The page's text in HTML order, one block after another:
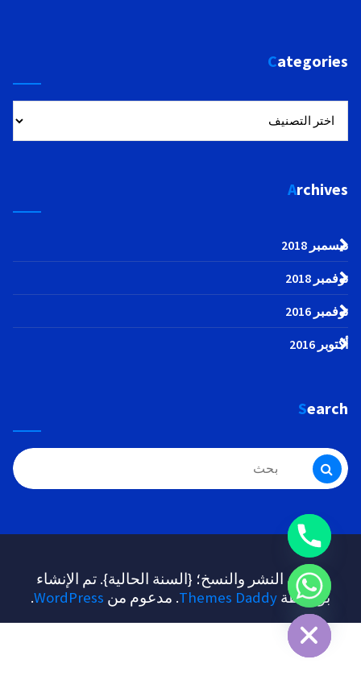
Categories
Archives
ديسمبر 2018
نوفمبر 2018
نوفمبر 2016
أكتوبر 2016
Search
البحث
عن:
حقوق النشر والنسخ؛ {السنة الحالية}. تم الإنشاء
بواسطةThemes Daddy. مدعوم منWordPress
. Hide